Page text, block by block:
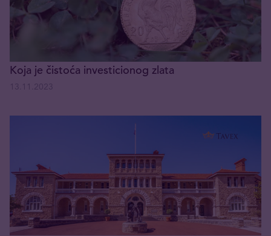
Koja je čistoća investicionog zlata